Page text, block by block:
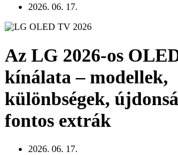
2026. 06. 17.
Az LG 2026-os
kínálata – modellek,
különbségek,
fontos extrák
2026. 06. 17.